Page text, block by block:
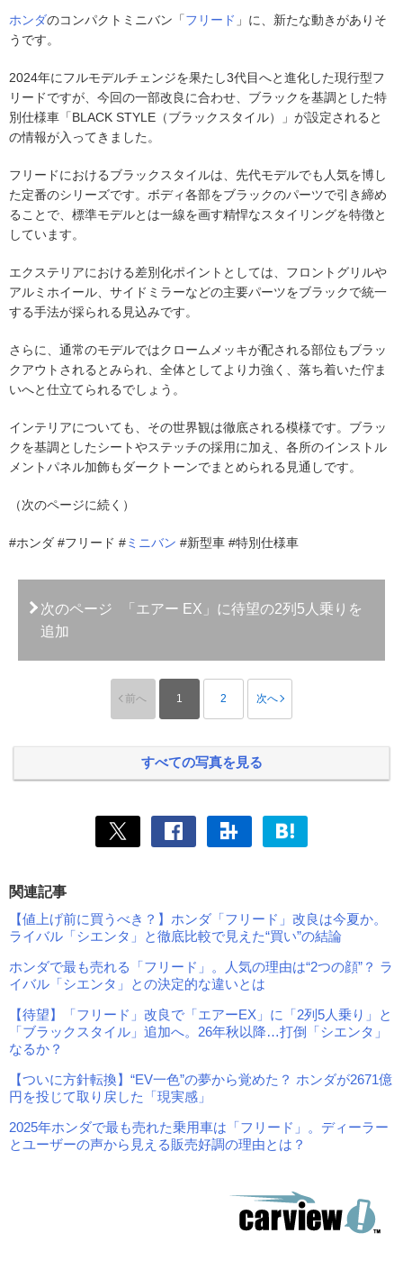
ホンダのコンパクトミニバン「フリード 」に、新たな動きがありそ
うです。
2024年にフルモデルチェンジを果たし3代目へと進化した現行型フ
リードですが、今回の一部改良に合わせ、ブラックを基調とした特
別仕様車「BLACK STYLE（ブラックスタイル）」が設定されると
の情報が入ってきました。
フリードにおけるブラックスタイルは、先代モデルでも人気を博し
た定番のシリーズです。ボディ各部をブラックのパーツで引き締め
ることで、標準モデルとは一線を画す精悍なスタイリングを特徴と
しています。
エクステリアにおける差別化ポイントとしては、フロントグリルや
アルミホイール、サイドミラーなどの主要パーツをブラックで統一
する手法が採られる見込みです。
さらに、通常のモデルではクロームメッキが配される部位もブラッ
クアウトされるとみられ、全体としてより力強く、落ち着いた佇ま
いへと仕立てられるでしょう。
インテリアについても、その世界観は徹底される模様です。ブラッ
クを基調としたシートやステッチの採用に加え、各所のインストル
メントパネル加飾もダークトーンでまとめられる見通しです。
（次のページに続く）
#ホンダ #フリード #ミニバン #新型車 #特別仕様車
次のページ
「エアー EX」に待望の2列5人乗りを
追加
前へ 1 2 次へ
すべての写真を見る
関連記事
【値上げ前に買うべき？】ホンダ「フリード」改良は今夏か。
ライバル「シエンタ」と徹底比較で見えた“買い”の結論
ホンダで最も売れる「フリード」。人気の理由は“2つの顔”？ ラ
イバル「シエンタ」との決定的な違いとは
【待望】「フリード」改良で「エアーEX」に「2列5人乗り」と
「ブラックスタイル」追加へ。26年秋以降…打倒「シエンタ」
なるか？
【ついに方針転換】“EV一色”の夢から覚めた？ ホンダが2671億
円を投じて取り戻した「現実感」
2025年ホンダで最も売れた乗用車は「フリード」。ディーラー
とユーザーの声から見える販売好調の理由とは？